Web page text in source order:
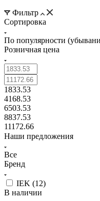
Фильтр
Сортировка
По популярности
Розничная цена
1833.53
4168.53
6503.53
8837.53
11172.66
Наши предложения
Все
Бренд
IEK (12)
В наличии